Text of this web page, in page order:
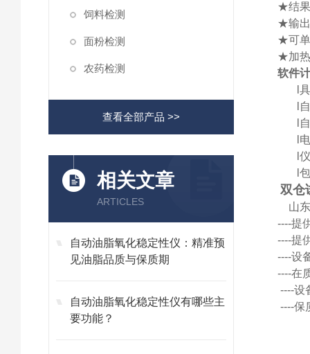
饲料检测
面粉检测
农药检测
查看全部产品 >>
相关文章
ARTICLES
自动油脂氧化稳定性仪：精准预
见油脂品质与保质期
自动油脂氧化稳定性仪有哪些主
要功能？
★结
★输出
★可单
★加热
软件
l
l
l
双仓
山
----提
----提
----设
----在
----设
----保